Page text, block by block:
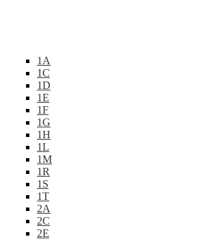
1A
1C
1D
1E
1F
1G
1H
1L
1M
1R
1S
1T
2A
2C
2E